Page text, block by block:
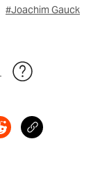
#Joachim Gauck